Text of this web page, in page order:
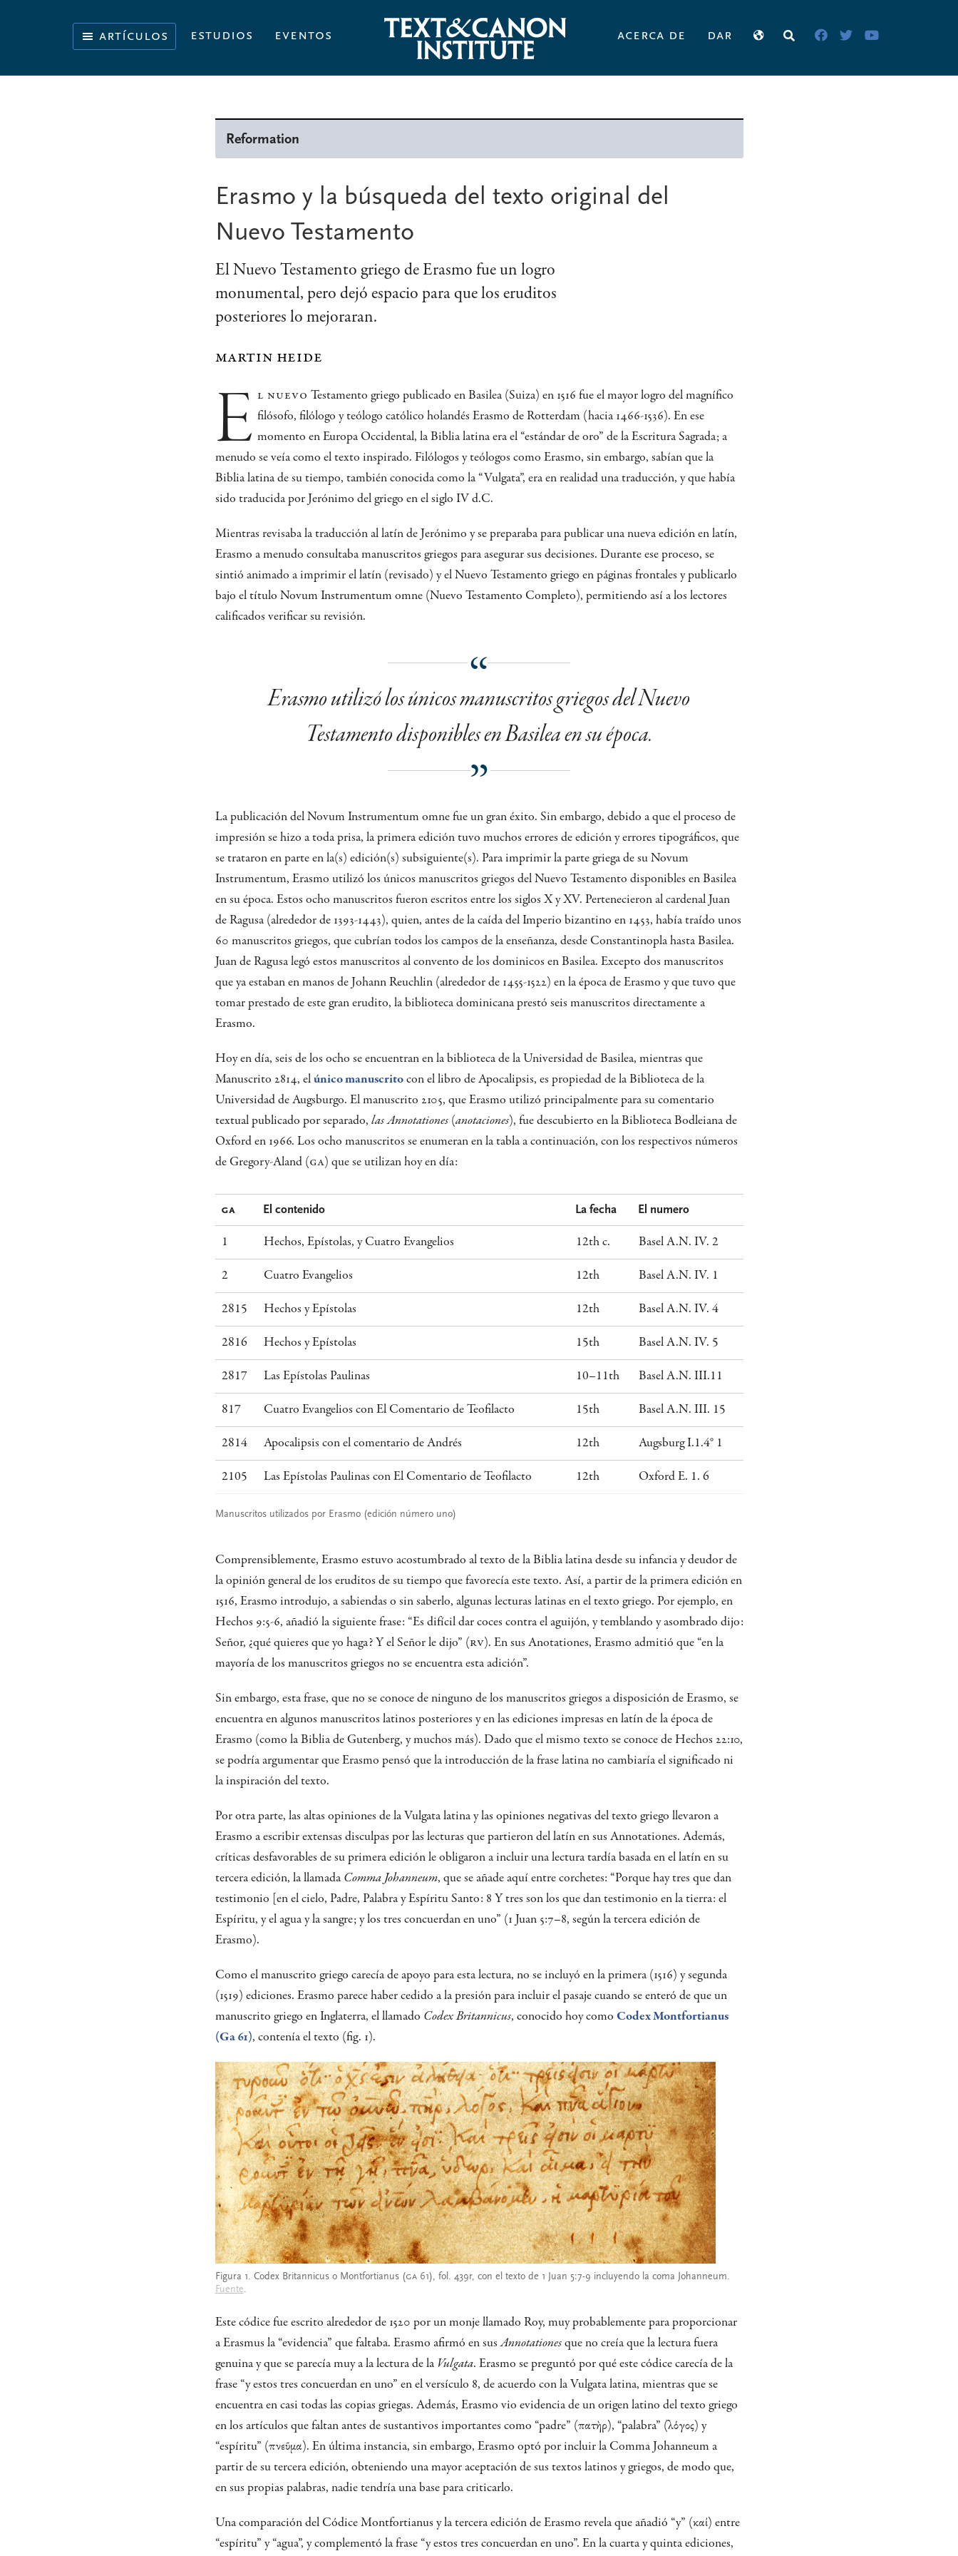
navigation
content
Iluminando
la
historia
artículos estudios eventos acerca de dar
Reformation
Erasmo y la búsqueda del texto original del
Nuevo Testamento
El Nuevo Testamento griego de Erasmo fue un logro
monumental, pero dejó espacio para que los eruditos
posteriores lo mejoraran.
martin heide
e l nuevo Testamento griego publicado en Basilea (Suiza) en 1516 fue el mayor logro del magnífico
filósofo, filólogo y teólogo católico holandés Erasmo de Rotterdam (hacia 1466-1536). En ese
momento en Europa Occidental, la Biblia latina era el “estándar de oro” de la Escritura Sagrada; a
menudo se veía como el texto inspirado. Filólogos y teólogos como Erasmo, sin embargo, sabían que la
Biblia latina de su tiempo, también conocida como la “Vulgata”, era en realidad una traducción, y que había
sido traducida por Jerónimo del griego en el siglo IV d.C.
Mientras revisaba la traducción al latín de Jerónimo y se preparaba para publicar una nueva edición en latín,
Erasmo a menudo consultaba manuscritos griegos para asegurar sus decisiones. Durante ese proceso, se
sintió animado a imprimir el latín (revisado) y el Nuevo Testamento griego en páginas frontales y publicarlo
bajo el título Novum Instrumentum omne (Nuevo Testamento Completo), permitiendo así a los lectores
calificados verificar su revisión.
Erasmo utilizó los únicos manuscritos griegos del Nuevo
Testamento disponibles en Basilea en su época.
La publicación del Novum Instrumentum omne fue un gran éxito. Sin embargo, debido a que el proceso de
impresión se hizo a toda prisa, la primera edición tuvo muchos errores de edición y errores tipográficos, que
se trataron en parte en la(s) edición(s) subsiguiente(s). Para imprimir la parte griega de su Novum
Instrumentum, Erasmo utilizó los únicos manuscritos griegos del Nuevo Testamento disponibles en Basilea
en su época. Estos ocho manuscritos fueron escritos entre los siglos X y XV. Pertenecieron al cardenal Juan
de Ragusa (alrededor de 1393-1443), quien, antes de la caída del Imperio bizantino en 1453, había traído unos
60 manuscritos griegos, que cubrían todos los campos de la enseñanza, desde Constantinopla hasta Basilea.
Juan de Ragusa legó estos manuscritos al convento de los dominicos en Basilea. Excepto dos manuscritos
que ya estaban en manos de Johann Reuchlin (alrededor de 1455-1522) en la época de Erasmo y que tuvo que
tomar prestado de este gran erudito, la biblioteca dominicana prestó seis manuscritos directamente a
Erasmo.
Hoy en día, seis de los ocho se encuentran en la biblioteca de la Universidad de Basilea, mientras que
Manuscrito 2814, elúnico manuscritocon el libro de Apocalipsis, es propiedad de la Biblioteca de la
Universidad de Augsburgo. El manuscrito 2105, que Erasmo utilizó principalmente para su comentario
textual publicado por separado, las Annotationes(anotaciones), fue descubierto en la Biblioteca Bodleiana de
Oxford en 1966. Los ocho manuscritos se enumeran en la tabla a continuación, con los respectivos números
de Gregory-Aland (GA) que se utilizan hoy en día:
GA El contenido La fecha El numero
1 Hechos, Epístolas, y Cuatro Evangelios 12th c.
Basel A.N. IV. 2
2
Cuatro Evangelios 12th
Basel A.N. IV. 1
2815
Hechos y Epístolas 12th
Basel A.N. IV. 4
2816
Hechos y Epístolas 15th
Basel A.N. IV. 5
2817
Las Epístolas Paulinas 10–11th
Basel A.N. III.11
817
Cuatro Evangelios con El Comentario de Teofilacto 15th
Basel A.N. III. 15
2814
Apocalipsis con el comentario de Andrés 12th
Augsburg I.1.4° 1
2105
Las Epístolas Paulinas con El Comentario de Teofilacto 12th Oxford E. 1. 6
Manuscritos utilizados por Erasmo (edición número uno)
Comprensiblemente, Erasmo estuvo acostumbrado al texto de la Biblia latina desde su infancia y deudor de
la opinión general de los eruditos de su tiempo que favorecía este texto. Así, a partir de la primera edición en
1516, Erasmo introdujo, a sabiendas o sin saberlo, algunas lecturas latinas en el texto griego. Por ejemplo, en
Hechos 9:5-6, añadió la siguiente frase: “Es difícil dar coces contra el aguijón, y temblando y asombrado dijo:
Señor, ¿qué quieres que yo haga? Y el Señor le dijo” (RV). En sus Anotationes, Erasmo admitió que “en la
mayoría de los manuscritos griegos no se encuentra esta adición”.
Sin embargo, esta frase, que no se conoce de ninguno de los manuscritos griegos a disposición de Erasmo, se
encuentra en algunos manuscritos latinos posteriores y en las ediciones impresas en latín de la época de
Erasmo (como la Biblia de Gutenberg, y muchos más). Dado que el mismo texto se conoce de Hechos 22:10,
se podría argumentar que Erasmo pensó que la introducción de la frase latina no cambiaría el significado ni
la inspiración del texto.
Por otra parte, las altas opiniones de la Vulgata latina y las opiniones negativas del texto griego llevaron a
Erasmo a escribir extensas disculpas por las lecturas que partieron del latín en sus Annotationes. Además,
críticas desfavorables de su primera edición le obligaron a incluir una lectura tardía basada en el latín en su
tercera edición, la llamada Comma Johanneum, que se añade aquí entre corchetes: “Porque hay tres que dan
testimonio [en el cielo, Padre, Palabra y Espíritu Santo: 8 Y tres son los que dan testimonio en la tierra: el
Espíritu, y el agua y la sangre; y los tres concuerdan en uno” (1 Juan 5:7–8, según la tercera edición de
Erasmo).
Como el manuscrito griego carecía de apoyo para esta lectura, no se incluyó en la primera (1516) y segunda
(1519) ediciones. Erasmo parece haber cedido a la presión para incluir el pasaje cuando se enteró de que un
manuscrito griego en Inglaterra, el llamado Codex Britannicus, conocido hoy como Codex Montfortianus
(Ga 61), contenía el texto (fig. 1).
Figura 1. Codex Britannicus o Montfortianus (GA61), fol. 439r, con el texto de 1 Juan 5:7-9 incluyendo la coma Johanneum.
Fuente.
Este códice fue escrito alrededor de 1520 por un monje llamado Roy, muy probablemente para proporcionar
a Erasmus la “evidencia” que faltaba. Erasmo afirmó en susAnnotationesque no creía que la lectura fuera
genuina y que se parecía muy a la lectura de la Vulgata. Erasmo se preguntó por qué este códice carecía de la
frase “y estos tres concuerdan en uno” en el versículo 8, de acuerdo con la Vulgata latina, mientras que se
encuentra en casi todas las copias griegas. Además, Erasmo vio evidencia de un origen latino del texto griego
en los artículos que faltan antes de sustantivos importantes como “padre” (πατὴρ), “palabra” (λόγος) y
“espíritu” (πνεῦμα). En última instancia, sin embargo, Erasmo optó por incluir la Comma Johanneum a
partir de su tercera edición, obteniendo una mayor aceptación de sus textos latinos y griegos, de modo que,
en sus propias palabras, nadie tendría una base para criticarlo.
Una comparación del Códice Montfortianus y la tercera edición de Erasmo revela que añadió “y” (καί) entre
“espíritu” y “agua”, y complementó la frase “y estos tres concuerdan en uno”. En la cuarta y quinta ediciones,